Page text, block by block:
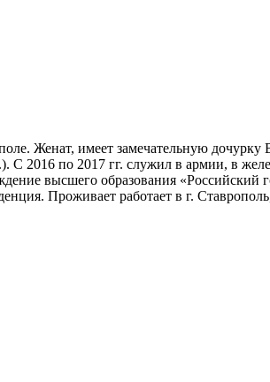
Женат, имеет замечательную дочурку
С 2016 по 2017 гг. служил в армии, в
высшего образования «Российский
Проживает работает в г.